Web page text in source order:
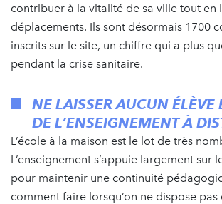
contribuer à la vitalité de sa ville tout en
déplacements. Ils sont désormais 1700
inscrits sur le site, un chiffre qui a plus
pendant la crise sanitaire.
NE LAISSER AUCUN ÉLÈVE
DE L’ENSEIGNEMENT À
L’école à la maison est le lot de très
L’enseignement s’appuie largement sur
pour maintenir une continuité
comment faire lorsqu’on ne dispose pas